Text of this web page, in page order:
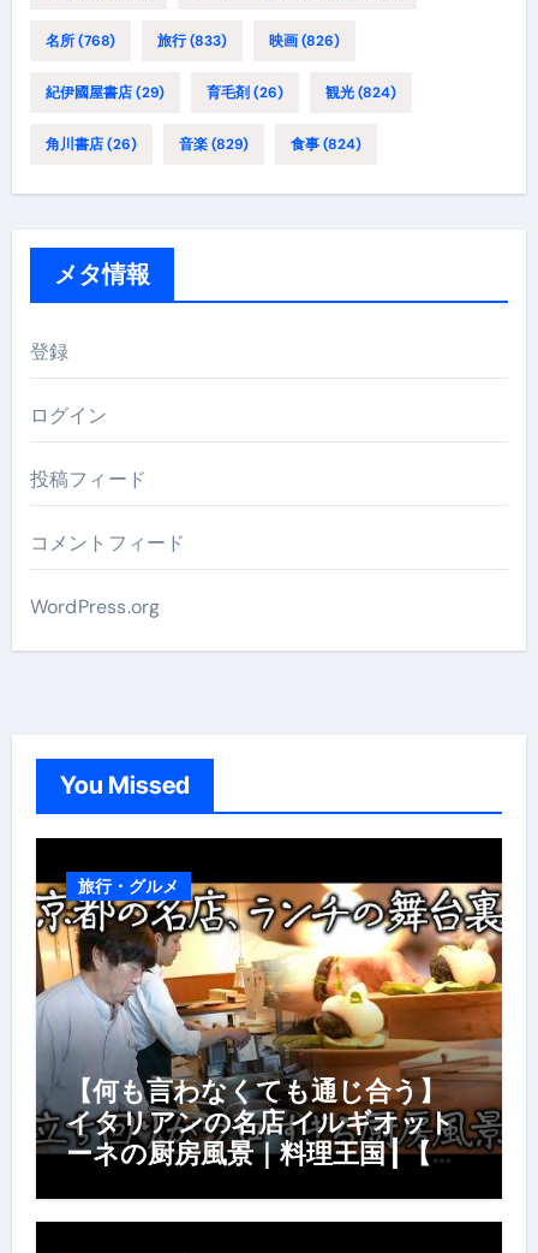
名所(768) 旅行(833) 映画(826)
紀伊國屋書店(29) 育毛剤(26) 観光(824)
角川書店(26) 音楽(829) 食事(824)
メタ情報
登録
ログイン
投稿フィード
コメントフィード
WordPress.org
You Missed
旅行・グルメ
【何も言わなくても通じ合う】
イタリアンの名店 イルギオット
ーネの厨房風景｜料理王国 | 【厨
風景】